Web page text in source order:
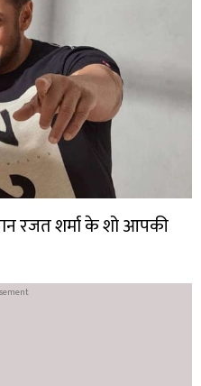
रजत शर्मा के शो आपकी